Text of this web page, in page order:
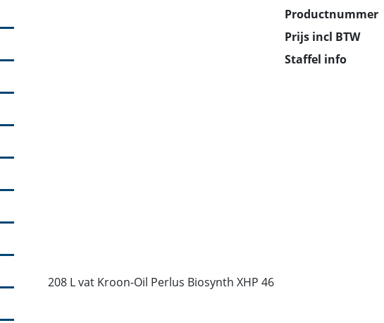
Productnummer
Prijs incl BTW
Staffel info
208 L vat Kroon-Oil Perlus Biosynth XHP 46